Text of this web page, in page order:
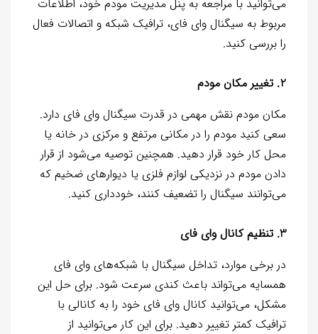
می‌توانید با مراجعه به پنل مدیریت مودم خود، اطلاعات
مربوط به سیگنال وای فای، ترافیک شبکه و اتصالات فعال
را بررسی کنید.
2. تغییر مکان مودم
مکان مودم نقش مهمی در قدرت سیگنال وای فای دارد.
سعی کنید مودم را در مکانی مرتفع و مرکزی در خانه یا
محل کار خود قرار دهید. همچنین توصیه می‌شود از قرار
دادن مودم در نزدیکی لوازم فلزی یا دیوارهای ضخیم که
می‌توانند سیگنال را تضعیف کنند، خودداری کنید.
3. تنظیم کانال وای فای
در برخی موارد، تداخل سیگنال با شبکه‌های وای فای
همسایه می‌تواند باعث کندی سرعت شود. برای حل این
مشکل، می‌توانید کانال وای فای خود را به کانالی با
ترافیک کمتر تغییر دهید. برای این کار می‌توانید از